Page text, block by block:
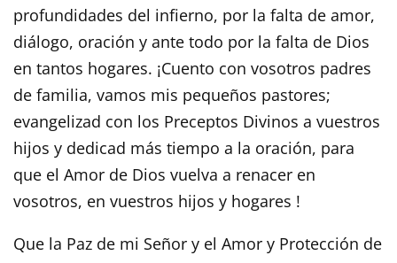
profundidades del infierno, por la falta de amor,
diálogo, oración y ante todo por la falta de Dios
en tantos hogares. ¡Cuento con vosotros padres
de familia, vamos mis pequeños pastores;
evangelizad con los Preceptos Divinos a vuestros
hijos y dedicad más tiempo a la oración, para
que el Amor de Dios vuelva a renacer en
vosotros, en vuestros hijos y hogares !
Que la Paz de mi Señor y el Amor y Protección de